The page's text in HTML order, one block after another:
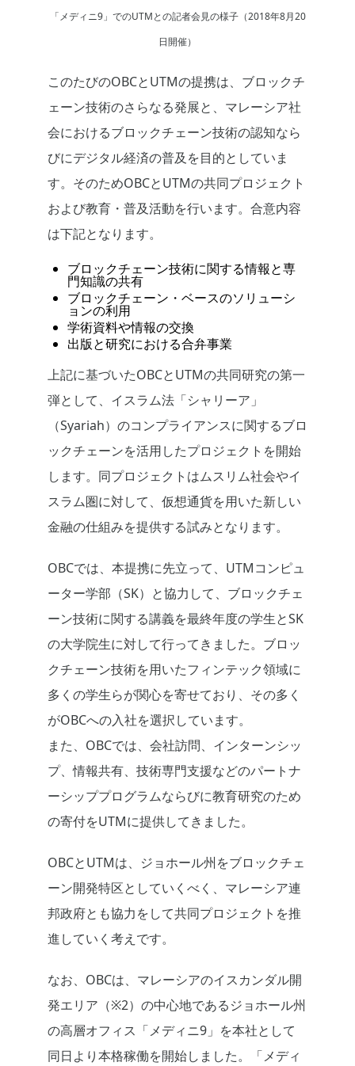
「メディニ9」でのUTMとの記者会見の様子（2018年8月20
日開催）
このたびのOBCとUTMの提携は、ブロックチ
ェーン技術のさらなる発展と、マレーシア社
会におけるブロックチェーン技術の認知なら
びにデジタル経済の普及を目的としていま
す。そのためOBCとUTMの共同プロジェクト
および教育・普及活動を行います。合意内容
は下記となります。
ブロックチェーン技術に関する情報と専
門知識の共有
ブロックチェーン・ベースのソリューシ
ョンの利用
学術資料や情報の交換
出版と研究における合弁事業
上記に基づいたOBCとUTMの共同研究の第一
弾として、イスラム法「シャリーア」
（Syariah）のコンプライアンスに関するブロ
ックチェーンを活用したプロジェクトを開始
します。同プロジェクトはムスリム社会やイ
スラム圏に対して、仮想通貨を用いた新しい
金融の仕組みを提供する試みとなります。
OBCでは、本提携に先立って、UTMコンピュ
ーター学部（SK）と協力して、ブロックチェ
ーン技術に関する講義を最終年度の学生とSK
の大学院生に対して行ってきました。ブロッ
クチェーン技術を用いたフィンテック領域に
多くの学生らが関心を寄せており、その多く
がOBCへの入社を選択しています。
また、OBCでは、会社訪問、インターンシッ
プ、情報共有、技術専門支援などのパートナ
ーシッププログラムならびに教育研究のため
の寄付をUTMに提供してきました。
OBCとUTMは、ジョホール州をブロックチェ
ーン開発特区としていくべく、マレーシア連
邦政府とも協力をして共同プロジェクトを推
進していく考えです。
なお、OBCは、マレーシアのイスカンダル開
発エリア（※2）の中心地であるジョホール州
の高層オフィス「メディニ9」を本社として
同日より本格稼働を開始しました。「メディ